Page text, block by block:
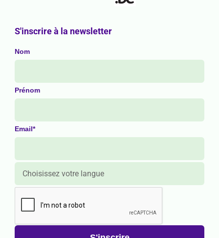
S'inscrire à la newsletter
Nom
Prénom
Email*